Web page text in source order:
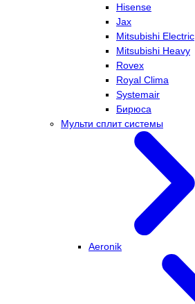
Hisense
Jax
Mitsubishi Electric
Mitsubishi Heavy
Rovex
Royal Clima
Systemair
Бирюса
Мульти сплит системы
Aeronik